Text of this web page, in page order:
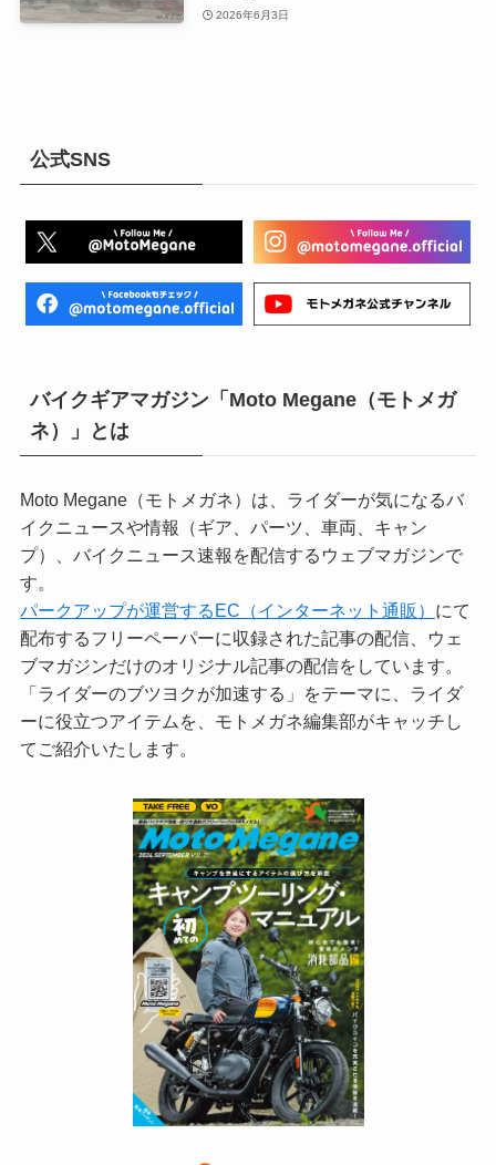
2026年6月3日
公式SNS
バイクギアマガジン「Moto Megane（モトメガ
ネ）」とは
Moto Megane（モトメガネ）は、ライダーが気になるバ
イクニュースや情報（ギア、パーツ、車両、キャン
プ）、バイクニュース速報を配信するウェブマガジンで
す。
パークアップが運営するEC（インターネット通販） にて
配布するフリーペーパーに収録された記事の配信、ウェ
ブマガジンだけのオリジナル記事の配信をしています。
「ライダーのブツヨクが加速する」をテーマに、ライダ
ーに役立つアイテムを、モトメガネ編集部がキャッチし
てご紹介いたします。